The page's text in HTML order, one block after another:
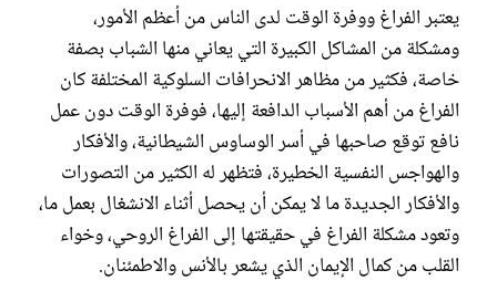
يعتبر الفراغ ووفرة الوقت لدى الناس من أعظم الأمور،
ومشكلة من المشاكل الكبيرة التي يعاني منها الشباب بصفة
خاصة، فكثير من مظاهر الانحرافات السلوكية المختلفة كان
الفراغ من أهم الأسباب الدافعة إليها، فوفرة الوقت دون عمل
نافع توقع صاحبها في أسر الوساوس الشيطانية، والأفكار
والهواجس النفسية الخطيرة، فتظهر له الكثير من التصورات
والأفكار الجديدة ما لا يمكن أن يحصل أثناء الانشغال بعمل ما،
وتعود مشكلة الفراغ في حقيقتها إلى الفراغ الروحي، وخواء
القلب من كمال الإيمان الذي يشعر بالأنس والاطمئنان.